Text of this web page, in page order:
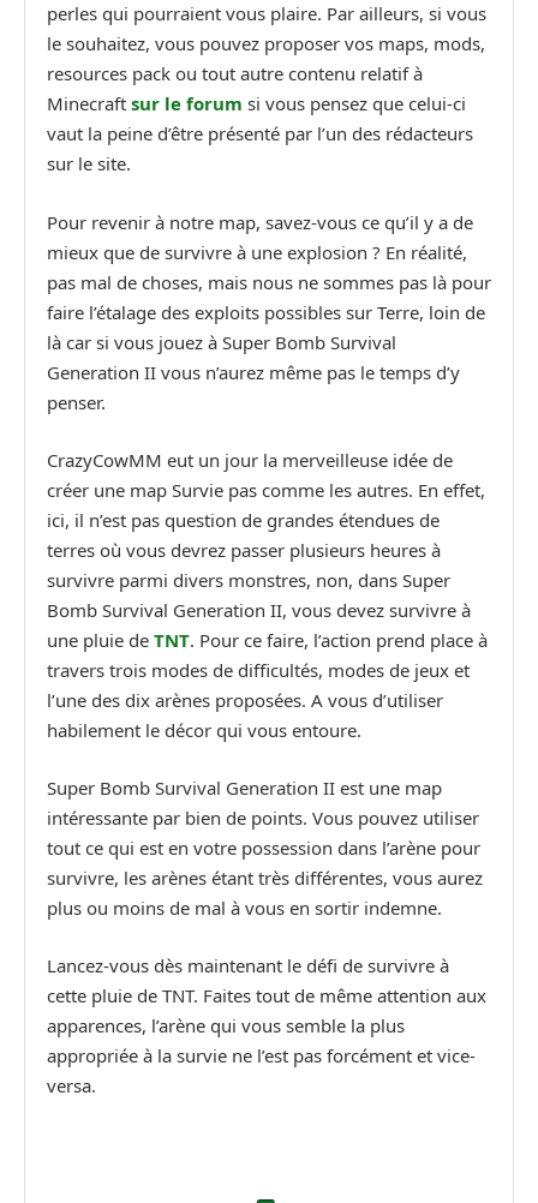
perles qui pourraient vous plaire. Par ailleurs, si vous
le souhaitez, vous pouvez proposer vos maps, mods,
resources pack ou tout autre contenu relatif à
Minecraft sur le forum si vous pensez que celui-ci
vaut la peine d’être présenté par l’un des rédacteurs
sur le site.
Pour revenir à notre map, savez-vous ce qu’il y a de
mieux que de survivre à une explosion ? En réalité,
pas mal de choses, mais nous ne sommes pas là pour
faire l’étalage des exploits possibles sur Terre, loin de
là car si vous jouez à Super Bomb Survival
Generation II vous n’aurez même pas le temps d’y
penser.
CrazyCowMM eut un jour la merveilleuse idée de
créer une map Survie pas comme les autres. En effet,
ici, il n’est pas question de grandes étendues de
terres où vous devrez passer plusieurs heures à
survivre parmi divers monstres, non, dans Super
Bomb Survival Generation II, vous devez survivre à
une pluie de TNT. Pour ce faire, l’action prend place à
travers trois modes de difficultés, modes de jeux et
l’une des dix arènes proposées. A vous d’utiliser
habilement le décor qui vous entoure.
Super Bomb Survival Generation II est une map
intéressante par bien de points. Vous pouvez utiliser
tout ce qui est en votre possession dans l’arène pour
survivre, les arènes étant très différentes, vous aurez
plus ou moins de mal à vous en sortir indemne.
Lancez-vous dès maintenant le défi de survivre à
cette pluie de TNT. Faites tout de même attention aux
apparences, l’arène qui vous semble la plus
appropriée à la survie ne l’est pas forcément et vice-
versa.